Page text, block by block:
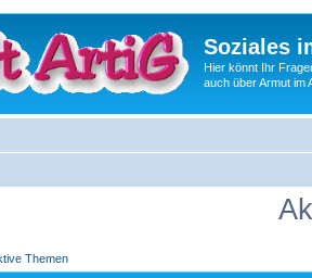
Soziales
Hier könnt Ihr
auch über Armut im
Themen